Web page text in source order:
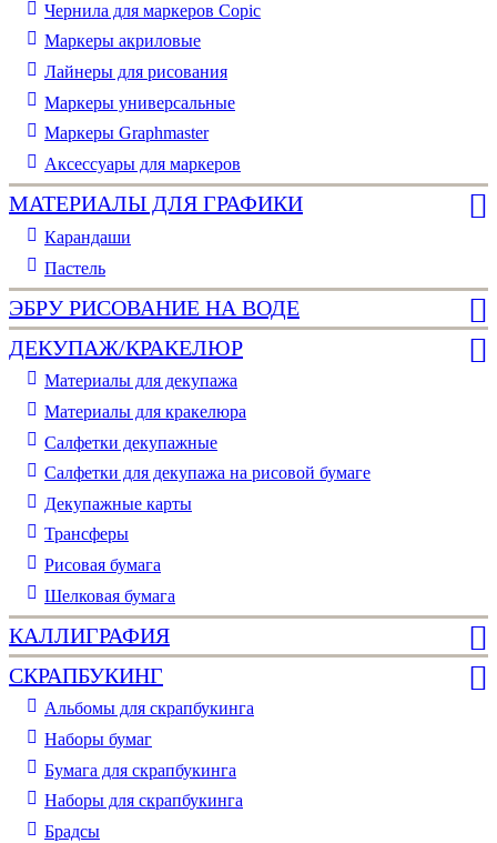
Чернила для маркеров Copic
Маркеры акриловые
Лайнеры для рисования
Маркеры универсальные
Маркеры Graphmaster
Аксессуары для маркеров
МАТЕРИАЛЫ ДЛЯ ГРАФИКИ
Карандаши
Пастель
ЭБРУ РИСОВАНИЕ НА ВОДЕ
ДЕКУПАЖ/КРАКЕЛЮР
Материалы для декупажа
Материалы для кракелюра
Cалфетки декупажные
Салфетки для декупажа на рисовой бумаге
Декупажные карты
Трансферы
Рисовая бумага
Шелковая бумага
КАЛЛИГРАФИЯ
СКРАПБУКИНГ
Альбомы для скрапбукинга
Наборы бумаг
Бумага для скрапбукинга
Наборы для скрапбукинга
Брадсы